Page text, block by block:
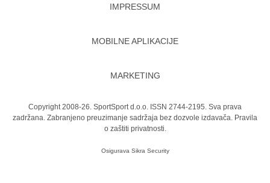
IMPRESSUM
MOBILNE APLIKACIJE
MARKETING
Copyright 2008-26. SportSport d.o.o. ISSN 2744-2195. Sva prava
zadržana. Zabranjeno preuzimanje sadržaja bez dozvole izdavača. Pravila
o zaštiti privatnosti.
Osigurava Sikra Security